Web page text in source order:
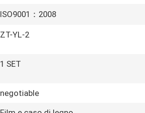
ISO9001：2008
ZT-YL-2
1 SET
negotiable